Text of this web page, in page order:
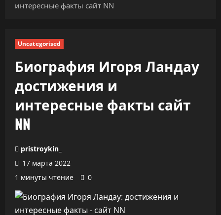
интересные факты сайт NN
Uncategorised
Биография Игоря Ландау
достижения и
интересные факты сайт
NN
pristroykin_
17 марта 2022
1 минуты чтение
0